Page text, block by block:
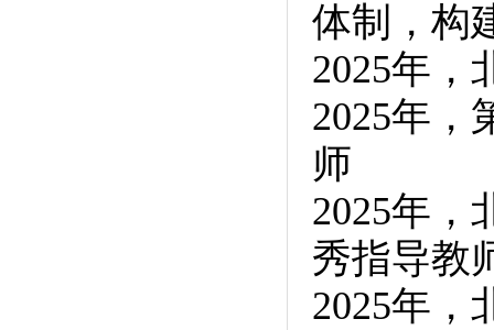
体制，构
2025年，
2025年，
师
2025年，
秀指导教
2025年，